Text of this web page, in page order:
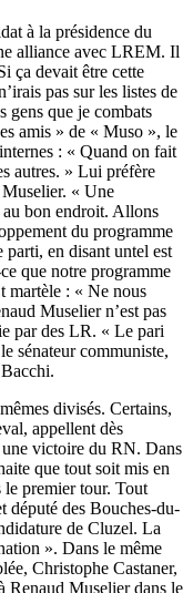
à la présidence du
alliance avec LREM. Il
ça devait être cette
pas sur les listes de
gens que je combats
amis » de « Muso », le
: « Quand on fait
autres. » Lui préfère
« Une
au bon endroit. Allons
du programme
parti, en disant untel est
que notre programme
martèle : « Ne nous
Muselier n’est pas
par des LR. « Le pari
sénateur communiste,
divisés. Certains,
appellent dès
victoire du RN. Dans
que tout soit mis en
premier tour. Tout
député des Bouches-du-
de Cluzel. La
». Dans le même
Christophe Castaner,
Renaud Muselier dans le